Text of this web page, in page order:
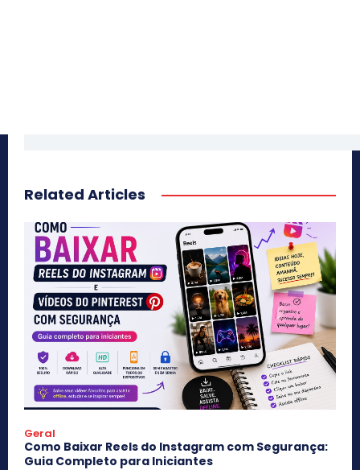
Related Articles
Geral
Como Baixar Reels do Instagram com Segurança:
Guia Completo para Iniciantes